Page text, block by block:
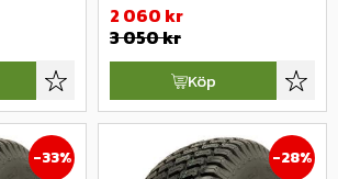
Lägg till i favoriter
2 060 kr
3 050kr
Lägg
Köp
33% 28%